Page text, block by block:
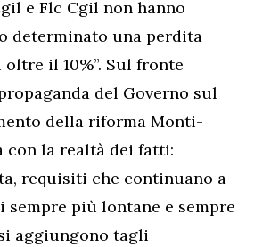
e Flc Cgil non hanno
determinato una perdita
il 10%”. Sul fronte
del Governo sul
della riforma Monti-
con la realtà dei fatti:
requisiti che continuano a
sempre più lontane e sempre
aggiungono tagli